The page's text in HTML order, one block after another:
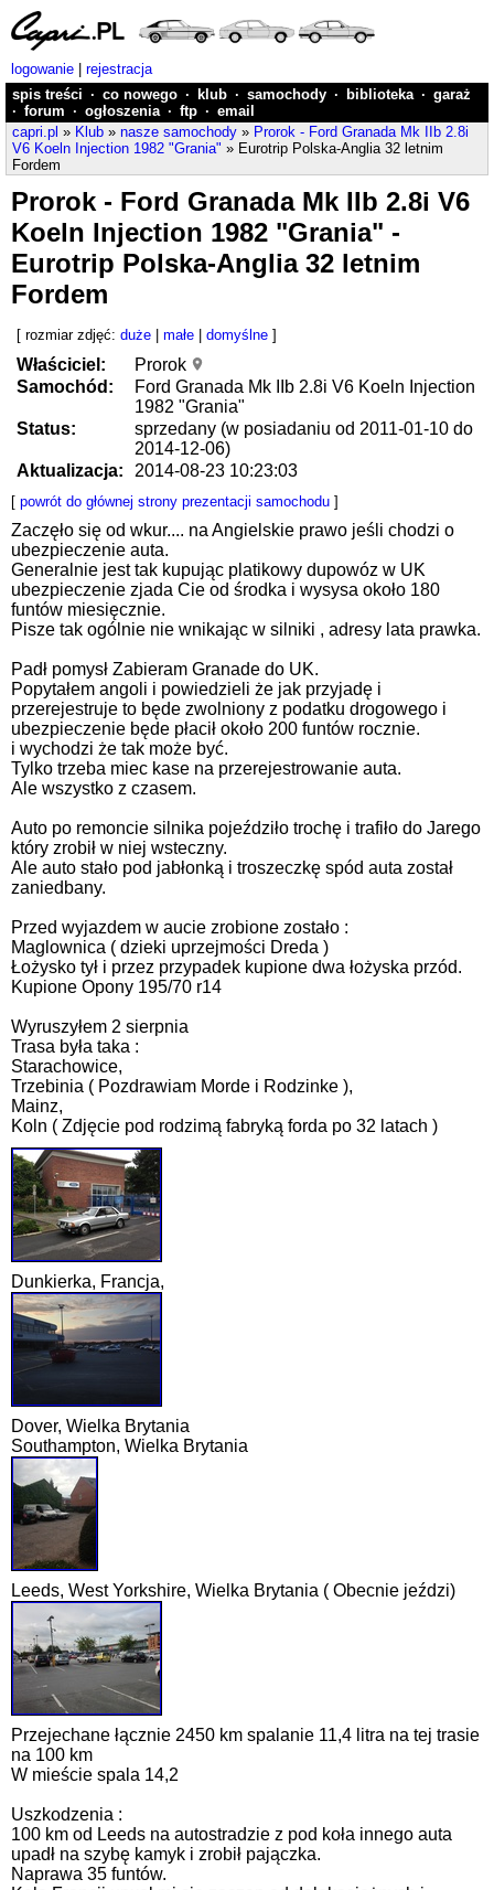
logowanie
rejestracja
spis treści · co nowego · klub · samochody · biblioteka · garaż
· forum · ogłoszenia · ftp · email
capri.pl » Klub » nasze samochody » Prorok - Ford Granada Mk IIb 2.8i
V6 Koeln Injection 1982 "Grania" » Eurotrip Polska-Anglia 32 letnim
Fordem
Prorok - Ford Granada Mk IIb 2.8i V6
Koeln Injection 1982 "Grania" -
Eurotrip Polska-Anglia 32 letnim
Fordem
[ rozmiar zdjęć: duże małe domyślne ]
Właściciel:
Prorok
Samochód:
Ford Granada Mk IIb 2.8i V6 Koeln Injection
1982 "Grania"
Status:
sprzedany (w posiadaniu od 2011-01-10 do
2014-12-06)
Aktualizacja:
2014-08-23 10:23:03
[ powrót do głównej strony prezentacji samochodu ]
Zaczęło się od wkur.... na Angielskie prawo jeśli chodzi o
ubezpieczenie auta.
Generalnie jest tak kupując platikowy dupowóz w UK
ubezpieczenie zjada Cie od środka i wysysa około 180
funtów miesięcznie.
Pisze tak ogólnie nie wnikając w silniki , adresy lata prawka.
Padł pomysł Zabieram Granade do UK.
Popytałem angoli i powiedzieli że jak przyjadę i
przerejestruje to będe zwolniony z podatku drogowego i
ubezpieczenie będe płacił około 200 funtów rocznie.
i wychodzi że tak może być.
Tylko trzeba miec kase na przerejestrowanie auta.
Ale wszystko z czasem.
Auto po remoncie silnika pojeździło trochę i trafiło do Jarego
który zrobił w niej wsteczny.
Ale auto stało pod jabłonką i troszeczkę spód auta został
zaniedbany.
Przed wyjazdem w aucie zrobione zostało :
Maglownica ( dzieki uprzejmości Dreda )
Łożysko tył i przez przypadek kupione dwa łożyska przód.
Kupione Opony 195/70 r14
Wyruszyłem 2 sierpnia
Trasa była taka :
Starachowice,
Trzebinia ( Pozdrawiam Morde i Rodzinke ),
Mainz,
Koln ( Zdjęcie pod rodzimą fabryką forda po 32 latach )
Dunkierka, Francja,
Dover, Wielka Brytania
Southampton, Wielka Brytania
Leeds, West Yorkshire, Wielka Brytania ( Obecnie jeździ)
Przejechane łącznie 2450 km spalanie 11,4 litra na tej trasie
na 100 km
W mieście spala 14,2
Uszkodzenia :
100 km od Leeds na autostradzie z pod koła innego auta
upadł na szybę kamyk i zrobił pajączka.
Naprawa 35 funtów.